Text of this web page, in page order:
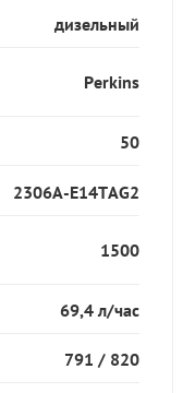
дизельный
Perkins
50
2306A-E14TAG2
1500
69,4 л/час
791 / 820